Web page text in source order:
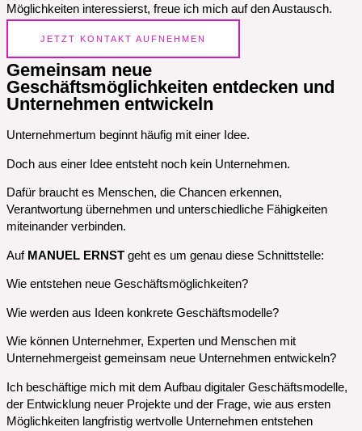
Möglichkeiten interessierst, freue ich mich auf den Austausch.
JETZT KONTAKT AUFNEHMEN
Gemeinsam neue
Geschäftsmöglichkeiten entdecken und
Unternehmen entwickeln
Unternehmertum beginnt häufig mit einer Idee.
Doch aus einer Idee entsteht noch kein Unternehmen.
Dafür braucht es Menschen, die Chancen erkennen,
Verantwortung übernehmen und unterschiedliche Fähigkeiten
miteinander verbinden.
Auf MANUEL ERNST geht es um genau diese Schnittstelle:
Wie entstehen neue Geschäftsmöglichkeiten?
Wie werden aus Ideen konkrete Geschäftsmodelle?
Wie können Unternehmer, Experten und Menschen mit
Unternehmergeist gemeinsam neue Unternehmen entwickeln?
Ich beschäftige mich mit dem Aufbau digitaler Geschäftsmodelle,
der Entwicklung neuer Projekte und der Frage, wie aus ersten
Möglichkeiten langfristig wertvolle Unternehmen entstehen